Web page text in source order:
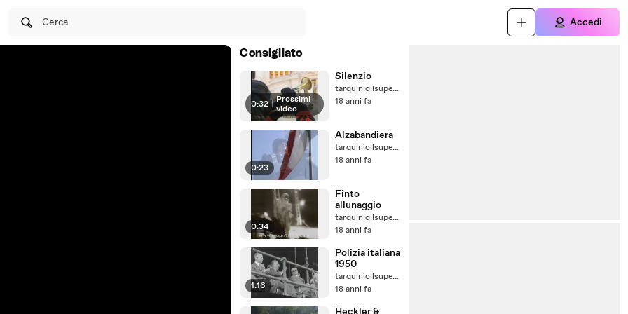
Cerca Accedi
Consigliato
0:32 | Prossimi
video
Silenzio
tarquinioilsuperbo
18 anni fa
0:23
Alzabandiera
tarquinioilsuperbo
18 anni fa
0:34
Finto
allunaggio
tarquinioilsuperbo
18 anni fa
1:16
Polizia italiana
1950
tarquinioilsuperbo
18 anni fa